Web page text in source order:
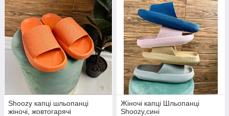
Shoozy капці шльопанці
жіночі, жовтогарячі
Жіночі капці Шльопанці
Shoozy,сині